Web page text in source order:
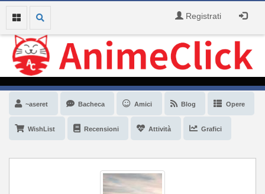
Registrati
~aseret Bacheca Amici Blog Opere
WishList Recensioni Attività Grafici